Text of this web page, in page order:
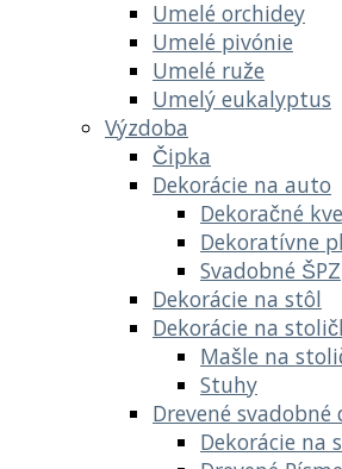
Umelé orchidey
Umelé pivónie
Umelé ruže
Umelý eukalyptus
Výzdoba
Čipka
Dekorácie na auto
Dekoračné
Dekoratívne
Svadobné ŠPZ
Dekorácie na stôl
Dekorácie na
Mašle na
Stuhy
Drevené svadobné
Dekorácie na